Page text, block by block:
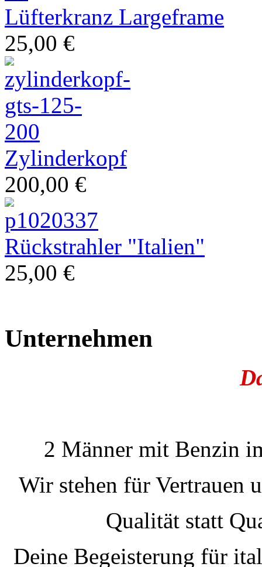
klassische Vespa
moderne Vespa
Lüfterkranz Largeframe
25,00 €
Zylinderkopf
200,00 €
Rückstrahler "Italien"
25,00 €
Unternehmen
2 Männer mit Benzin
Wir stehen für Vertrauen
Qualität statt
Deine Begeisterung für